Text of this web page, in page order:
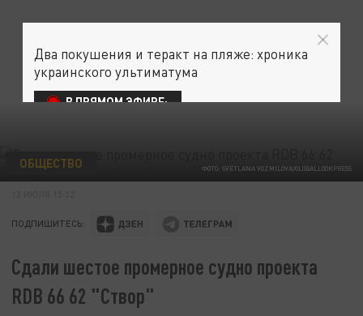
ФОТО: SVETLANA VOZMILOVA/GLOBALLOOKPRESS
ОБЩЕСТВО
ПОДПИШИТЕСЬ:
Сдали шестое промерное судно проекта
RDB 66 62 "Створ"
Два покушения и теракт на пляже: хроника
украинского ультиматума
В ПРЯМОМ ЭФИРЕ: